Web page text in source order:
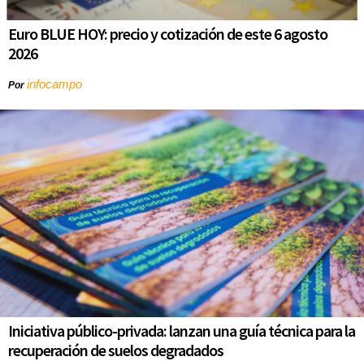
Euro BLUE HOY: precio y cotización de este 6 agosto
2026
Porinfocampo
Iniciativa público-privada: lanzan una guía técnica para la
recuperación de suelos degradados